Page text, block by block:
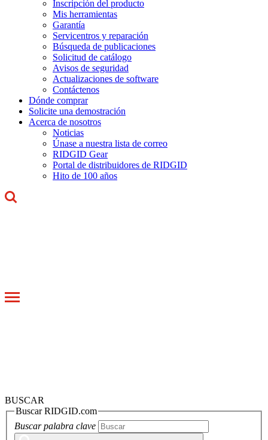
Inscripción del producto
Mis herramientas
Garantía
Servicentros y reparación
Búsqueda de publicaciones
Solicitud de catálogo
Avisos de seguridad
Actualizaciones de software
Contáctenos
Dónde comprar
Solicite una demostración
Acerca de nosotros
Noticias
Únase a nuestra lista de correo
RIDGID Gear
Portal de distribuidores de RIDGID
Hito de 100 años
Toggle
BUSCAR
Buscar RIDGID.com
Buscar palabra clave